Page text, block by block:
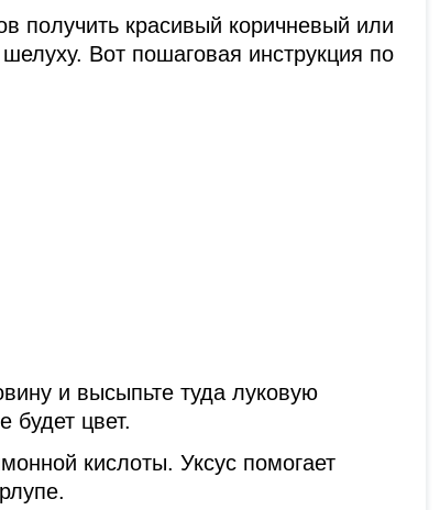
получить красивый коричневый или
Вот пошаговая инструкция по
и высыпьте туда луковую
будет цвет.
кислоты. Уксус помогает